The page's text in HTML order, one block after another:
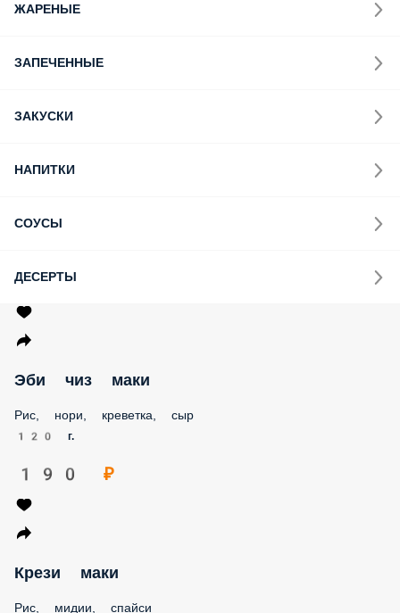
ЖАРЕНЫЕ
ЗАПЕЧЕННЫЕ
ЗАКУСКИ
НАПИТКИ
СОУСЫ
ДЕСЕРТЫ
Эби чиз маки
Рис, нори, креветка, сыр
120 г.
190 ₽
Крези маки
Рис, мидии, спайси